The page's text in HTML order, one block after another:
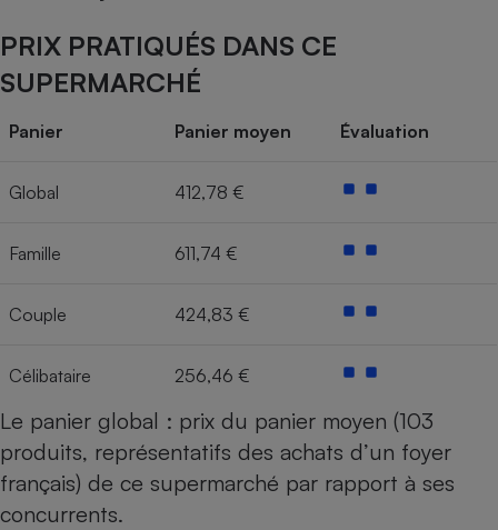
PRIX PRATIQUÉS DANS CE
SUPERMARCHÉ
Panier Panier moyen Évaluation
Global 412,78 €
Famille 611,74 €
Couple 424,83 €
Célibataire 256,46 €
Le panier global : prix du panier moyen (103
produits, représentatifs des achats d’un foyer
français) de ce supermarché par rapport à ses
concurrents.
Robot ménager